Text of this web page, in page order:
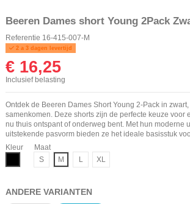
Beeren Dames short Young 2Pack
Referentie 16-415-007-M
2 a 3 dagen levertijd
€ 16,25
Inclusief belasting
Ontdek de Beeren Dames Short Young 2-Pack in
samenkomen. Deze shorts zijn de perfecte keuze voor
nu thuis ontspant of onderweg bent. Met hun moderne
uitstekende pasvorm bieden ze het ideale basisstuk
Kleur
Maat
S
M L XL
ANDERE VARIANTEN